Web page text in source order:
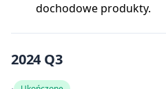
dochodowe produkty.
2024 Q3